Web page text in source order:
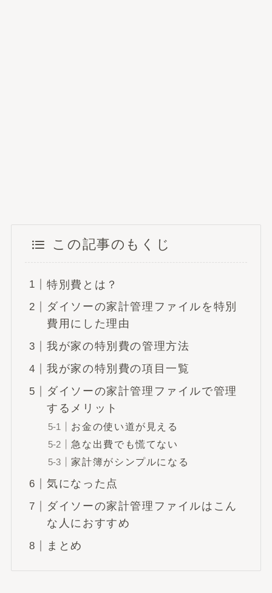
この記事のもくじ
特別費とは？
ダイソーの家計管理ファイルを特別
費用にした理由
我が家の特別費の管理方法
我が家の特別費の項目一覧
ダイソーの家計管理ファイルで管理
するメリット
お金の使い道が見える
急な出費でも慌てない
家計簿がシンプルになる
気になった点
ダイソーの家計管理ファイルはこん
な人におすすめ
まとめ